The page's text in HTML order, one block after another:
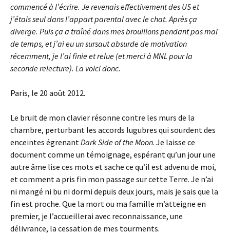
commencé à l’écrire. Je revenais effectivement des US et
j’étais seul dans l’appart parental avec le chat. Après ça
diverge. Puis ça a traîné dans mes brouillons pendant pas mal
de temps, et j’ai eu un sursaut absurde de motivation
récemment, je l’ai finie et relue (et merci à MNL pour la
seconde relecture). La voici donc.
Paris, le 20 août 2012.
Le bruit de mon clavier résonne contre les murs de la
chambre, perturbant les accords lugubres qui sourdent des
enceintes égrenantDark Side of the Moon. Je laisse ce
document comme un témoignage, espérant qu’un jour une
autre âme lise ces mots et sache ce qu’il est advenu de moi,
et comment a pris fin mon passage sur cette Terre. Je n’ai
ni mangé ni bu ni dormi depuis deux jours, mais je sais que la
fin est proche. Que la mort ou ma famille m’atteigne en
premier, je l’accueillerai avec reconnaissance, une
délivrance, la cessation de mes tourments.